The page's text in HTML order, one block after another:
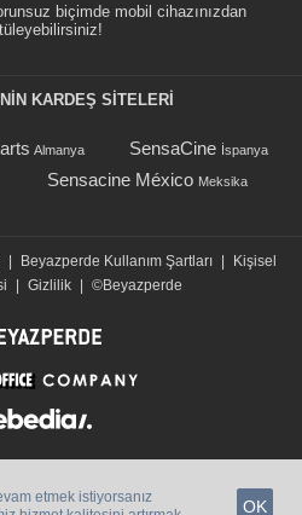
biçimde mobil cihazınızdan
KARDEŞ SİTELERİ
Almanya SensaCine İspanya
Sensacine México Meksika
| Beyazperde Kullanım Şartları |
Kişisel
| Gizlilik | ©Beyazperde
etmek istiyorsanız
OK